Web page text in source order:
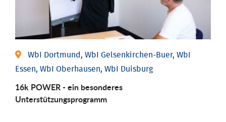
WbI Dortmund, WbI Gelsenkirchen-Buer, WbI
Essen, WbI Oberhausen, WbI Duisburg
16k POWER - ein besonderes
Unterstützungsprogramm